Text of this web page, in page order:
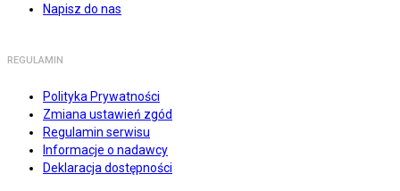
Napisz do nas
REGULAMIN
Polityka Prywatności
Zmiana ustawień zgód
Regulamin serwisu
Informacje o nadawcy
Deklaracja dostępności